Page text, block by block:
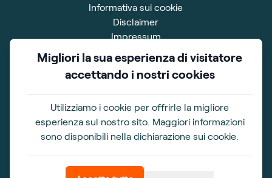
Informativa sui cookie
Disclaimer
Impressum
Termini e Condizioni
Showroom
Via Belgio 1
56021 Cascina (PI)
Orari di apertura
Migliori la sua esperienza di visitatore
accettando i nostri cookies
Utilizziamo i cookie per offrirle la migliore
esperienza sul nostro sito. Maggiori informazioni
sono disponibili nella dichiarazione sui cookie.